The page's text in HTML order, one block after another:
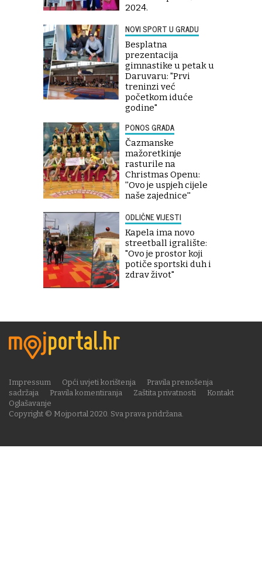
2024.
NOVI SPORT U GRADU
Besplatna
prezentacija
gimnastike u petak u
Daruvaru: "Prvi
treninzi već
početkom iduće
godine"
PONOS GRADA
Čazmanske
mažoretkinje
rasturile na
Christmas Openu:
''Ovo je uspjeh cijele
naše zajednice''
ODLIČNE VIJESTI
Kapela ima novo
streetball igralište:
"Ovo je prostor koji
potiče sportski duh i
zdrav život"
Copyright © Mojportal 2020. Sva prava pridržana.
Impressum Opći uvjeti korištenja
Pravila prenošenja
sadržaja
Pravila komentiranja Zaštita privatnosti
Kontakt
Oglašavanje